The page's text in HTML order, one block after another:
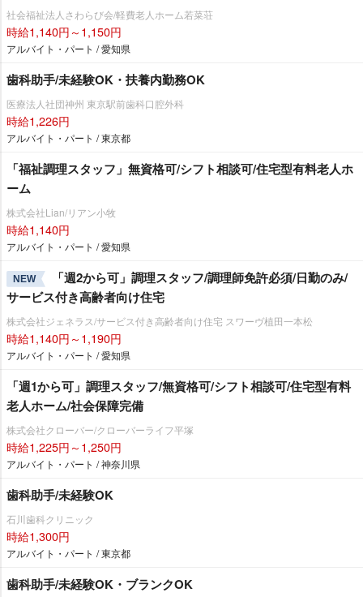
社会福祉法人さわらび会/軽費老人ホーム若菜荘
時給1,140円～1,150円
アルバイト・パート / 愛知県
歯科助手/未経験OK・扶養内勤務OK
医療法人社団神州 東京駅前歯科口腔外科
時給1,226円
アルバイト・パート / 東京都
「福祉調理スタッフ」無資格可/シフト相談可/住宅型有料老人ホ
ーム
株式会社Lian/リアン小牧
時給1,140円
アルバイト・パート / 愛知県
NEW
「週2から可」調理スタッフ/調理師免許必須/日勤のみ/
サービス付き高齢者向け住宅
株式会社ジェネラス/サービス付き高齢者向け住宅 スワーヴ植田一本松
時給1,140円～1,190円
アルバイト・パート / 愛知県
「週1から可」調理スタッフ/無資格可/シフト相談可/住宅型有料
老人ホーム/社会保障完備
株式会社クローバー/クローバーライフ平塚
時給1,225円～1,250円
アルバイト・パート / 神奈川県
歯科助手/未経験OK
石川歯科クリニック
時給1,300円
アルバイト・パート / 東京都
歯科助手/未経験OK・ブランクOK